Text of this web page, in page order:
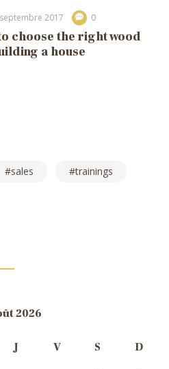
2017 0
choose the right wood
a house
sales trainings
2026
J V S D